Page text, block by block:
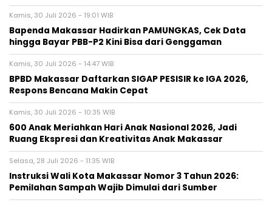
Kamis, 30 Juli 2026 - 19:01 WIB
Bapenda Makassar Hadirkan PAMUNGKAS, Cek Data
hingga Bayar PBB-P2 Kini Bisa dari Genggaman
Kamis, 30 Juli 2026 - 14:47 WIB
BPBD Makassar Daftarkan SIGAP PESISIR ke IGA 2026,
Respons Bencana Makin Cepat
Kamis, 30 Juli 2026 - 10:35 WIB
600 Anak Meriahkan Hari Anak Nasional 2026, Jadi
Ruang Ekspresi dan Kreativitas Anak Makassar
Selasa, 28 Juli 2026 - 11:35 WIB
Instruksi Wali Kota Makassar Nomor 3 Tahun 2026:
Pemilahan Sampah Wajib Dimulai dari Sumber